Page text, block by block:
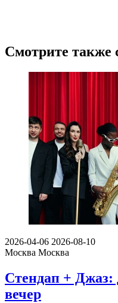
Смотрите также
2026-04-06 2026-08-10
Москва Москва
Стендап + Джаз:
вечер